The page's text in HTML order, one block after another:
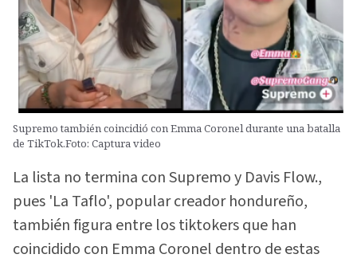
Supremo también coincidió con Emma Coronel durante una batalla
de TikTok.Foto: Captura video
La lista no termina con Supremo y Davis Flow.,
pues 'La Taflo', popular creador hondureño,
también figura entre los tiktokers que han
coincidido con Emma Coronel dentro de estas